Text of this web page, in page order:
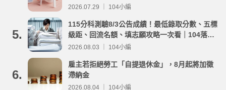
2026.07.29 ｜ 104小編
5.
115分科測驗8/3公告成績！最低錄取分數、五標
級距、回流名額、填志願攻略一次看｜104落點
分析
2026.08.03 ｜ 104小編
6.
雇主若拒絕勞工「自提退休金」，8月起將加徵
滯納金
2026.08.04 ｜ 104小編